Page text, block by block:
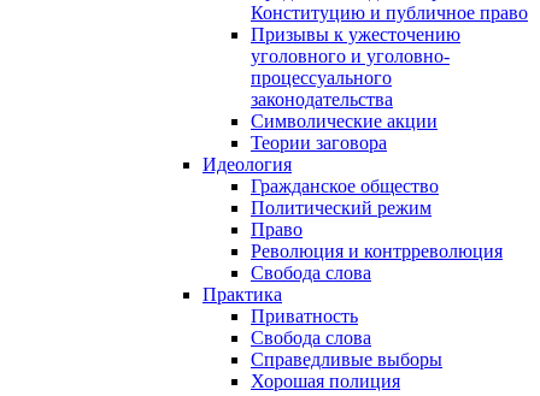
Конституцию и публичное право
Призывы к ужесточению
уголовного и уголовно-
процессуального
законодательства
Символические акции
Теории заговора
Идеология
Гражданское общество
Политический режим
Право
Революция и контрреволюция
Свобода слова
Практика
Приватность
Свобода слова
Справедливые выборы
Хорошая полиция